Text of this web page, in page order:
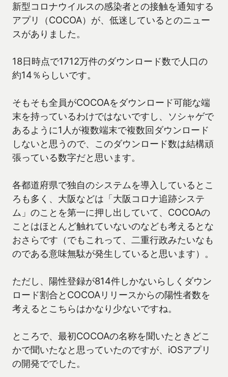
新型コロナウイルスの感染者との接触を通知する
アプリ（COCOA）が、低迷しているとのニュー
スがありました。
18日時点で1712万件のダウンロード数で人口の
約14％らしいです。
そもそも全員がCOCOAをダウンロード可能な端
末を持っているわけではないですし、ソシャゲで
あるように1人が複数端末で複数回ダウンロード
しないと思うので、このダウンロード数は結構頑
張っている数字だと思います。
各都道府県で独自のシステムを導入しているとこ
ろも多く、大阪などは「大阪コロナ追跡システ
ム」のことを第一に押し出していて、COCOAの
ことはほとんど触れていないのなども考えるとな
おさらです（でもこれって、二重行政みたいなも
のである意味無駄が発生していると思います）。
ただし、陽性登録が814件しかないらしくダウン
ロード割合とCOCOAリリースからの陽性者数を
考えるとこちらはかなり少ないですね。
ところで、最初COCOAの名称を聞いたときどこ
かで聞いたなと思っていたのですが、iOSアプリ
の開発ででした。